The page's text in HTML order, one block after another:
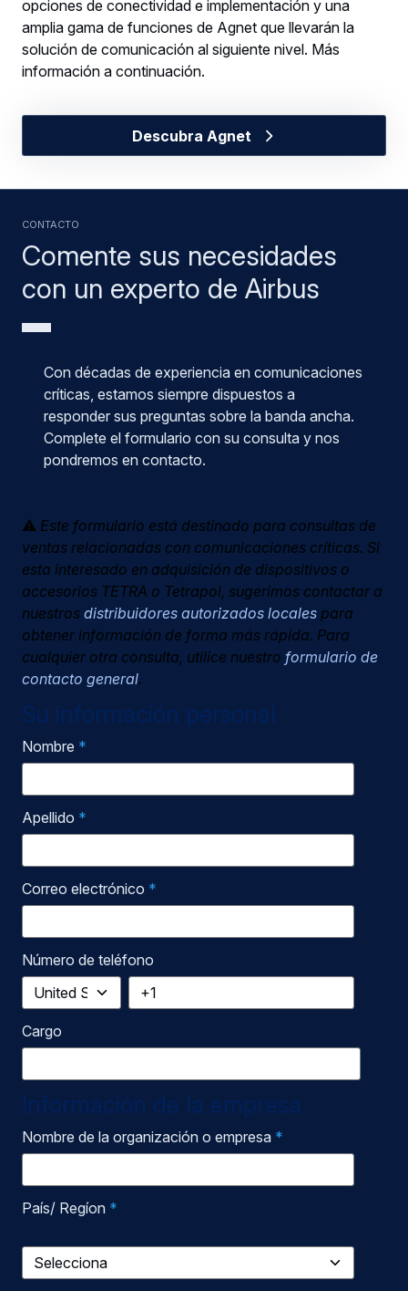
opciones de conectividad e implementación y una
amplia gama de funciones de Agnet que llevarán la
solución de comunicación al siguiente nivel. Más
información a continuación.
Descubra Agnet
Comente sus necesidades
con un experto de Airbus
CONTACTO
Con décadas de experiencia en comunicaciones
críticas, estamos siempre dispuestos a
responder sus preguntas sobre la banda ancha.
Complete el formulario con su consulta y nos
pondremos en contacto.
⚠️ Este formulario está destinado para consultas de
ventas relacionadas con comunicaciones críticas. Si
esta interesado en adquisición de dispositivos o
accesorios TETRA o Tetrapol, sugerimos contactar a
nuestros distribuidores autorizados locales para
obtener información de forma más rápida. Para
cualquier otra consulta, utilice nuestro formulario de
contacto general.
Su información personal
Nombre *
Apellido *
Correo electrónico *
Número de teléfono
Cargo
Información de la empresa
Nombre de la organización o empresa *
País/ Regíon *